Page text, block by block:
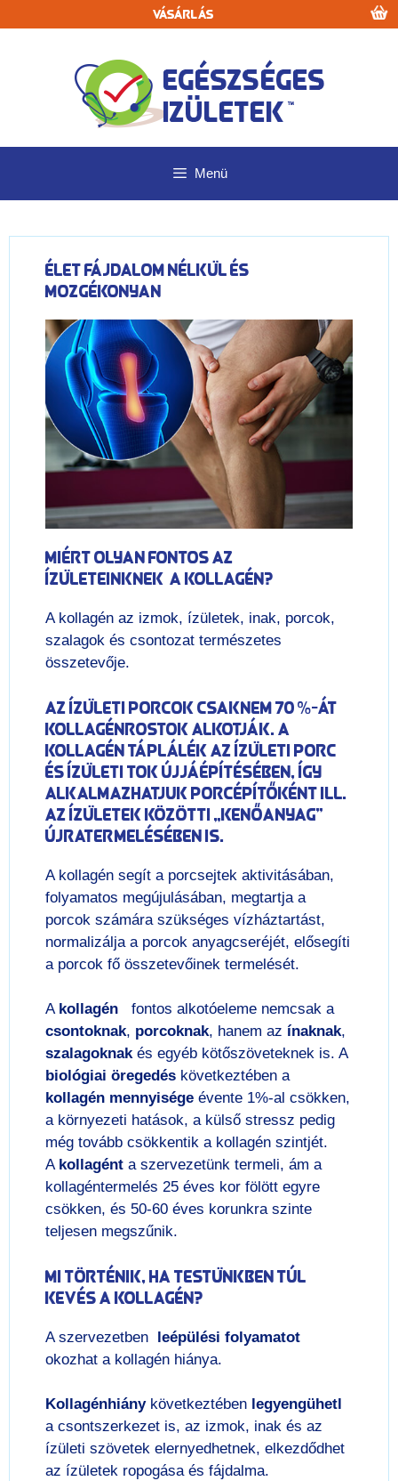
a
Vásárlás
Menü
Élet fájdalom nélkül és
mozgékonyan
Miért olyan fontos az
ízületeinknek a kollagén?
A kollagén az izmok, ízületek, inak, porcok,
szalagok és csontozat természetes
összetevője.
Az ízületi porcok csaknem 70 %-át
kollagénrostok alkotják. A
kollagén táplálék az ízületi porc
és ízületi tok újjáépítésében, így
alkalmazhatjuk porcépítőként ill.
az ízületek közötti „kenőanyag”
újratermelésében is.
A kollagén segít a porcsejtek aktivitásában,
folyamatos megújulásában, megtartja a
porcok számára szükséges vízháztartást,
normalizálja a porcok anyagcseréjét, elősegíti
a porcok fő összetevőinek termelését.
A kollagén fontos alkotóeleme nemcsak a
csontoknak, porcoknak, hanem az ínaknak,
szalagoknakés egyéb kötőszöveteknek is. A
biológiai öregedés következtében a
kollagén mennyisége évente 1%-al csökken,
a környezeti hatások, a külső stressz pedig
még tovább csökkentik a kollagén szintjét.
A kollagént a szervezetünk termeli, ám a
kollagéntermelés 25 éves kor fölött egyre
csökken, és 50-60 éves korunkra szinte
teljesen megszűnik.
Mi történik, ha testünkben túl
kevés a kollagén?
A szervezetben leépülési folyamatot
okozhat a kollagén hiánya.
Kollagénhiánykövetkeztében legyengühetl
a csontszerkezet is, az izmok, inak és az
ízületi szövetek elernyedhetnek, elkezdődhet
az ízületek ropogása és fájdalma.